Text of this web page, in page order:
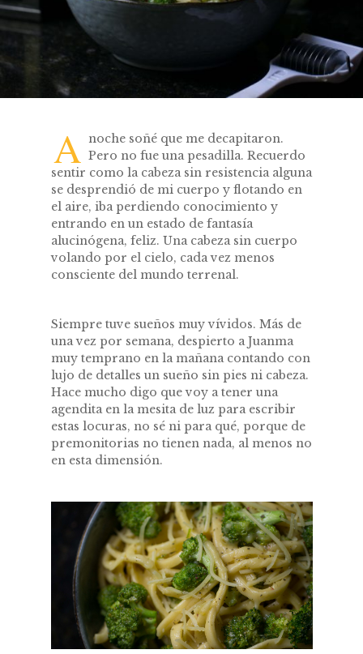
A noche soñé que me decapitaron.
Pero no fue una pesadilla. Recuerdo
sentir como la cabeza sin resistencia alguna
se desprendió de mi cuerpo y flotando en
el aire, iba perdiendo conocimiento y
entrando en un estado de fantasía
alucinógena, feliz. Una cabeza sin cuerpo
volando por el cielo, cada vez menos
consciente del mundo terrenal.
Siempre tuve sueños muy vívidos. Más de
una vez por semana, despierto a Juanma
muy temprano en la mañana contando con
lujo de detalles un sueño sin pies ni cabeza.
Hace mucho digo que voy a tener una
agendita en la mesita de luz para escribir
estas locuras, no sé ni para qué, porque de
premonitorias no tienen nada, al menos no
en esta dimensión.